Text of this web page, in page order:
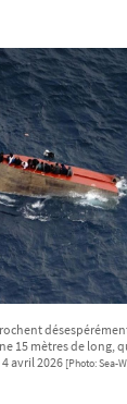
15 mètres de long,
avril 2026 [Photo: Sea-